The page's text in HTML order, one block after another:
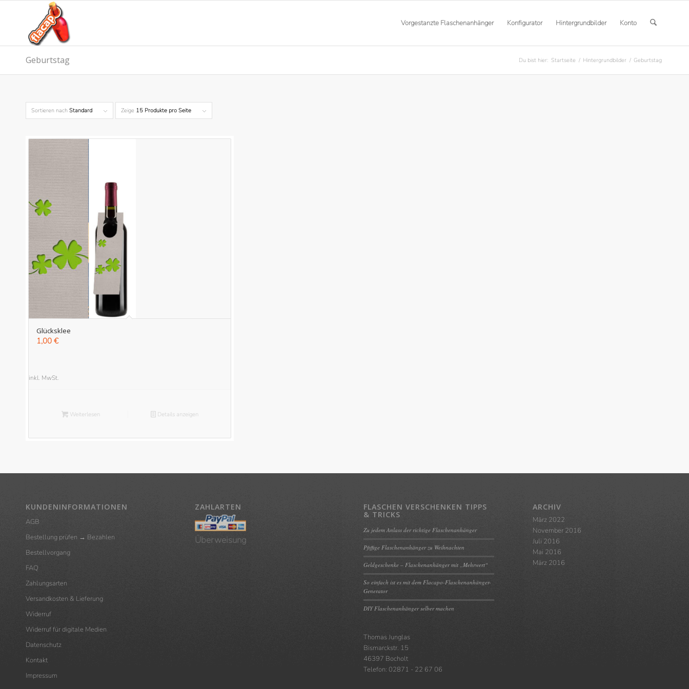
Vorgestanzte Flaschenanhänger Konfigurator Hintergrundbilder Konto
Geburtstag Du bist hier: Startseite / Hintergrundbilder / Geburtstag
Sortieren nach Standard Zeige 15 Produkte pro Seite
Glücksklee
1,00 €
inkl. MwSt.
Weiterlesen Details anzeigen
KUNDENINFORMATIONEN
AGB
Bestellung prüfen → Bezahlen
Bestellvorgang
FAQ
Zahlungsarten
Versandkosten & Lieferung
Widerruf
Widerruf für digitale Medien
Datenschutz
Kontakt
Impressum
ZAHLARTEN
Überweisung
FLASCHEN VERSCHENKEN TIPPS
& TRICKS
Zu jedem Anlass der richtige Flaschenanhänger
Pfiffige Flaschenanhänger zu Weihnachten
Geldgeschenke – Flaschenanhänger mit „Mehrwert“
So einfach ist es mit dem Flacapo-Flaschenanhänger-
Generator
DIY Flaschenanhänger selber machen
Thomas Junglas
Bismarckstr. 15
46397 Bocholt
Telefon: 02871 - 22 67 06
ARCHIV
März 2022
November 2016
Juli 2016
Mai 2016
März 2016